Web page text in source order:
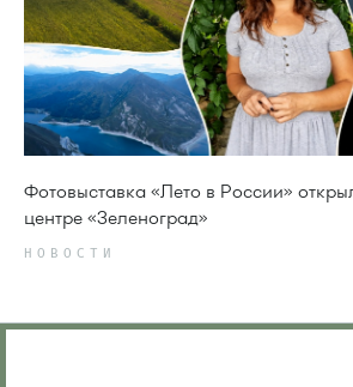
Фотовыставка «Лето в России»
центре «Зеленоград»
НОВОСТИ